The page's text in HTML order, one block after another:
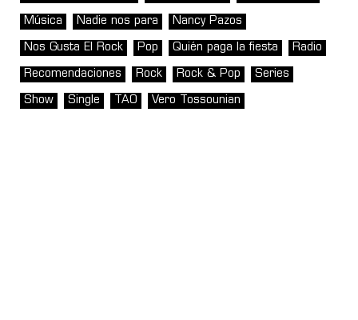
Música Nadie nos para Nancy Pazos
Nos Gusta El Rock Pop Quién paga la fiesta Radio
Recomendaciones Rock Rock & Pop Series
Show Single TAO Vero Tossounian